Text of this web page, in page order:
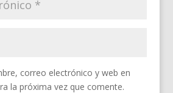
correo electrónico y web en
la próxima vez que comente.